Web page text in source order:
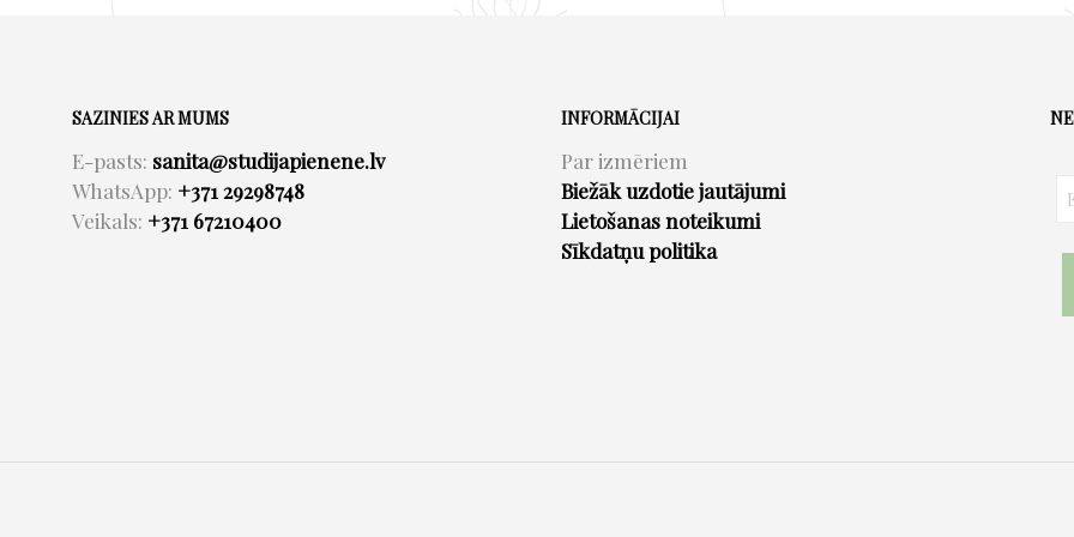
SAZINIES AR MUMS
E-pasts: sanita@studijapienene.lv
WhatsApp: +371 29298748
Veikals: +371 67210400
INFORMĀCIJAI
Par izmēriem
Biežāk uzdotie jautājumi
Lietošanas noteikumi
Sīkdatņu politika